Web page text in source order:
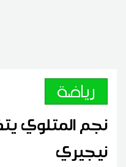
رياضة
نجم المتلوي
نيجيري